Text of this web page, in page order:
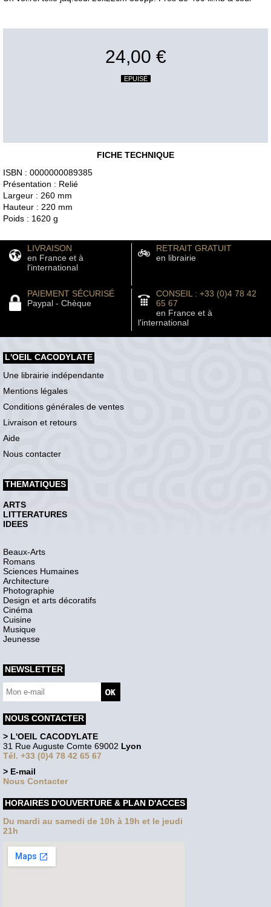
24,00 €
EPUISÉ
FICHE TECHNIQUE
ISBN : 0000000089385
Présentation : Relié
Largeur : 260 mm
Hauteur : 220 mm
Poids : 1620 g
LIVRAISON
en France et à
l'international
RETRAIT GRATUIT
en librairie
PAIEMENT SÉCURISÉ
Paypal - Chèque
CONSEIL : +33 (0)4 78 42
65 67
en France et à
l'international
L'OEIL CACODYLATE
Une librairie indépendante
Mentions légales
Conditions générales de ventes
Livraison et retours
Aide
Nous contacter
THEMATIQUES
ARTS
LITTERATURES
IDEES
Beaux-Arts
Romans
Sciences Humaines
Architecture
Photographie
Design et arts décoratifs
Cinéma
Cuisine
Musique
Jeunesse
NEWSLETTER
NOUS CONTACTER
> L'OEIL CACODYLATE
31 Rue Auguste Comte 69002 Lyon
Tél. +33 (0)4 78 42 65 67
> E-mail
Nous Contacter
HORAIRES D'OUVERTURE & PLAN D'ACCES
Du mardi au samedi de 10h à 19h et le jeudi
21h